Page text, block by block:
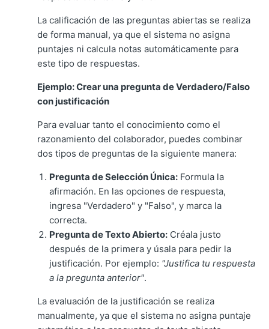
La calificación de las preguntas abiertas se realiza
de forma manual, ya que el sistema no asigna
puntajes ni calcula notas automáticamente para
este tipo de respuestas.
Ejemplo: Crear una pregunta de Verdadero/Falso
con justificación
Para evaluar tanto el conocimiento como el
razonamiento del colaborador, puedes combinar
dos tipos de preguntas de la siguiente manera:
Pregunta de Selección Única: Formula la
afirmación. En las opciones de respuesta,
ingresa "Verdadero" y "Falso", y marca la
correcta.
Pregunta de Texto Abierto: Créala justo
después de la primera y úsala para pedir la
justificación. Por ejemplo: "Justifica tu respuesta
a la pregunta anterior".
La evaluación de la justificación se realiza
manualmente, ya que el sistema no asigna puntaje